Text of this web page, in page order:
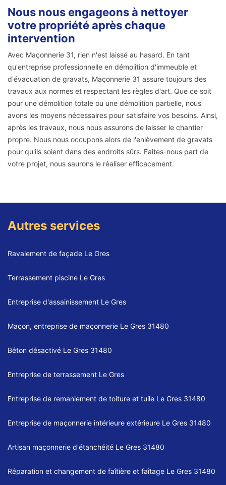
Nous nous engageons à nettoyer
votre propriété après chaque
intervention
Avec Maçonnerie 31, rien n'est laissé au hasard. En tant
qu'entreprise professionnelle en démolition d'immeuble et
d'évacuation de gravats, Maçonnerie 31 assure toujours des
travaux aux normes et respectant les règles d'art. Que ce soit
pour une démolition totale ou une démolition partielle, nous
avons les moyens nécessaires pour satisfaire vos besoins. Ainsi,
après les travaux, nous nous assurons de laisser le chantier
propre. Nous nous occupons alors de l'enlèvement de gravats
pour qu'ils soient dans des endroits sûrs. Faites-nous part de
votre projet, nous saurons le réaliser efficacement.
Autres services
Ravalement de façade Le Gres
Terrassement piscine Le Gres
Entreprise d'assainissement Le Gres
Maçon, entreprise de maçonnerie Le Gres 31480
Béton désactivé Le Gres 31480
Entreprise de terrassement Le Gres
Entreprise de remaniement de toiture et tuile Le Gres 31480
Entreprise de maçonnerie intérieure extérieure Le Gres 31480
Artisan maçonnerie d'étanchéité Le Gres 31480
Réparation et changement de faîtière et faîtage Le Gres 31480